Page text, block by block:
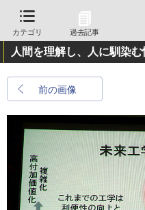
カテゴリ 過去記事
人間を理解し、人に馴染
前の画像